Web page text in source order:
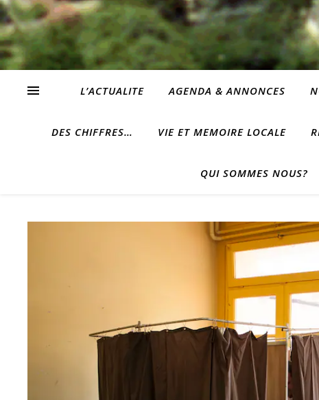
L’ACTUALITE AGENDA & ANNONCES
DES CHIFFRES… VIE ET MEMOIRE LOCALE
QUI SOMMES NOUS?